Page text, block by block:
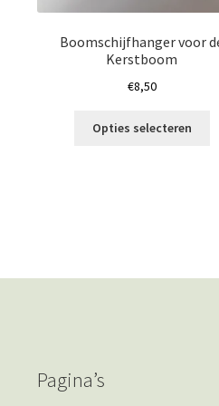
Boomschijfhanger voor
Kerstboom
€8,50
Opties selecteren
Pagina’s